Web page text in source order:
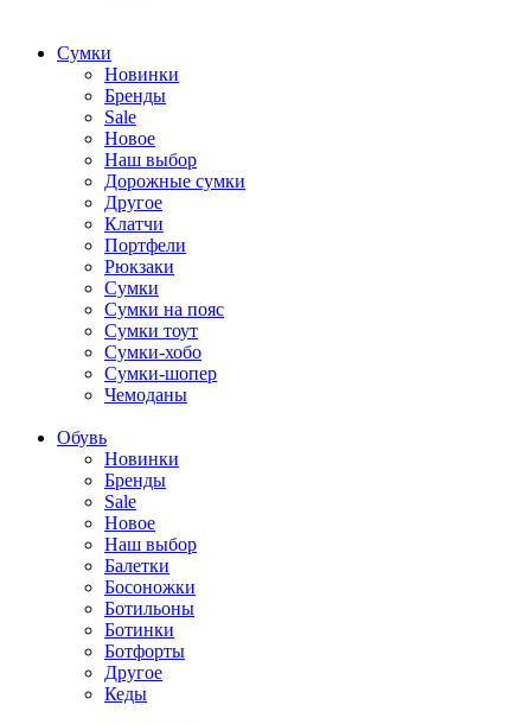
Cумки
Новинки
Бренды
Sale
Новое
Наш выбор
Дорожные сумки
Другое
Клатчи
Портфели
Рюкзаки
Сумки
Сумки на пояс
Сумки тоут
Сумки-хобо
Сумки-шопер
Чемоданы
Обувь
Новинки
Бренды
Sale
Новое
Наш выбор
Балетки
Босоножки
Ботильоны
Ботинки
Ботфорты
Другое
Кеды